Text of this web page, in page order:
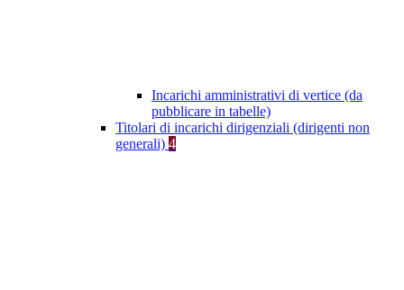
Incarichi amministrativi di vertice (da
pubblicare in tabelle)
Titolari di incarichi dirigenziali (dirigenti non
generali) 4